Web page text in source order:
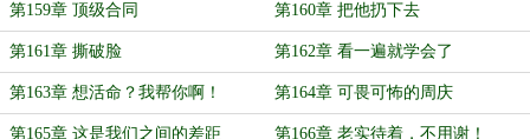
第159章 顶级合同 第160章 把他扔下去
第161章 撕破脸 第162章 看一遍就学会了
第163章 想活命？我帮你啊！ 第164章 可畏可怖的周庆
第165章 这是我们之间的差距 第166章 老实待着，不用谢！